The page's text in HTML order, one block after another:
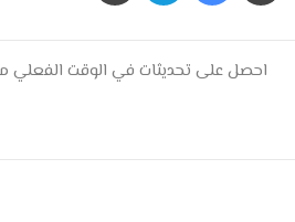
احصل على تحديثات في الوقت الفعلي